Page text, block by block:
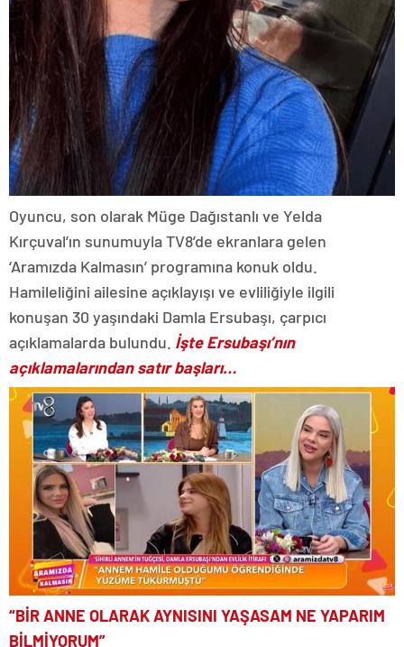
Oyuncu, son olarak Müge Dağıstanlı ve Yelda
Kırçuval’ın sunumuyla TV8’de ekranlara gelen
‘Aramızda Kalmasın’ programına konuk oldu.
Hamileliğini ailesine açıklayışı ve evliliğiyle ilgili
konuşan 30 yaşındaki Damla Ersubaşı, çarpıcı
açıklamalarda bulundu. İşte Ersubaşı’nın
açıklamalarından satır başları…
“BİR ANNE OLARAK AYNISINI YAŞASAM NE YAPARIM
BİLMİYORUM”